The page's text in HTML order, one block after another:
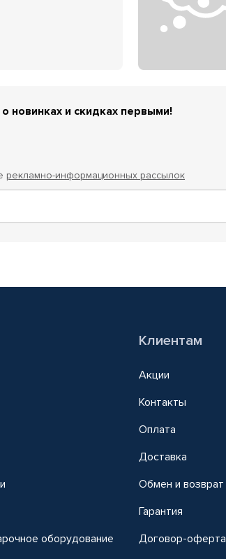
новинках и скидках первыми!
рекламно-информационных рассылок
оборудование
Клиентам
Акции
Контакты
Оплата
Доставка
Обмен и возврат
Гарантия
Договор-оферта